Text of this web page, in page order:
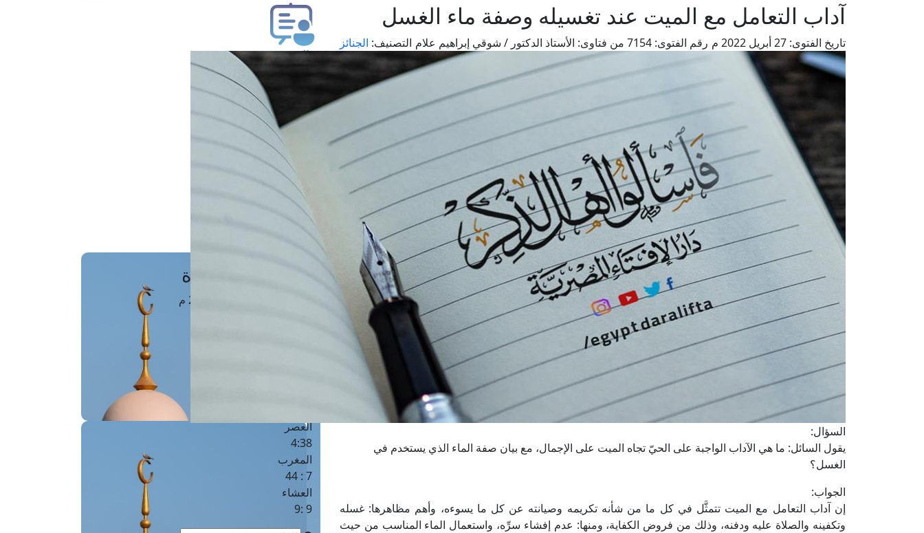
آداب التعامل مع الميت عند تغسيله وصفة ماء الغسل
تاريخ الفتوى: رقم الفتوى: من فتاوى: الأستاذ الدكتور / شوقي إبراهيم علام التصنيف: الجنائز
السؤال:
يقول السائل: ما هي الآداب الواجبة على الحيّ تجاه الميت على الإجمال، مع بيان صفة الماء الذي يستخدم في
الغسل؟
الجواب:
إن آداب التعامل مع الميت تتمثَّل في كل ما من شأنه تكريمه وصيانته عن كل ما يسوءه، وأهم مظاهرها: غسله
وتكفينه والصلاة عليه ودفنه، وذلك من فروض الكفاية، ومنها: عدم إفشاء سرِّه، واستعمال الماء المناسب من حيث
طلب فتوى
استعلام عن فتوى
حجز موعد
مَواقِيتُ الصَّـــلاة
العصر
4:38
المغرب
7 : 44
العشاء
9 :9